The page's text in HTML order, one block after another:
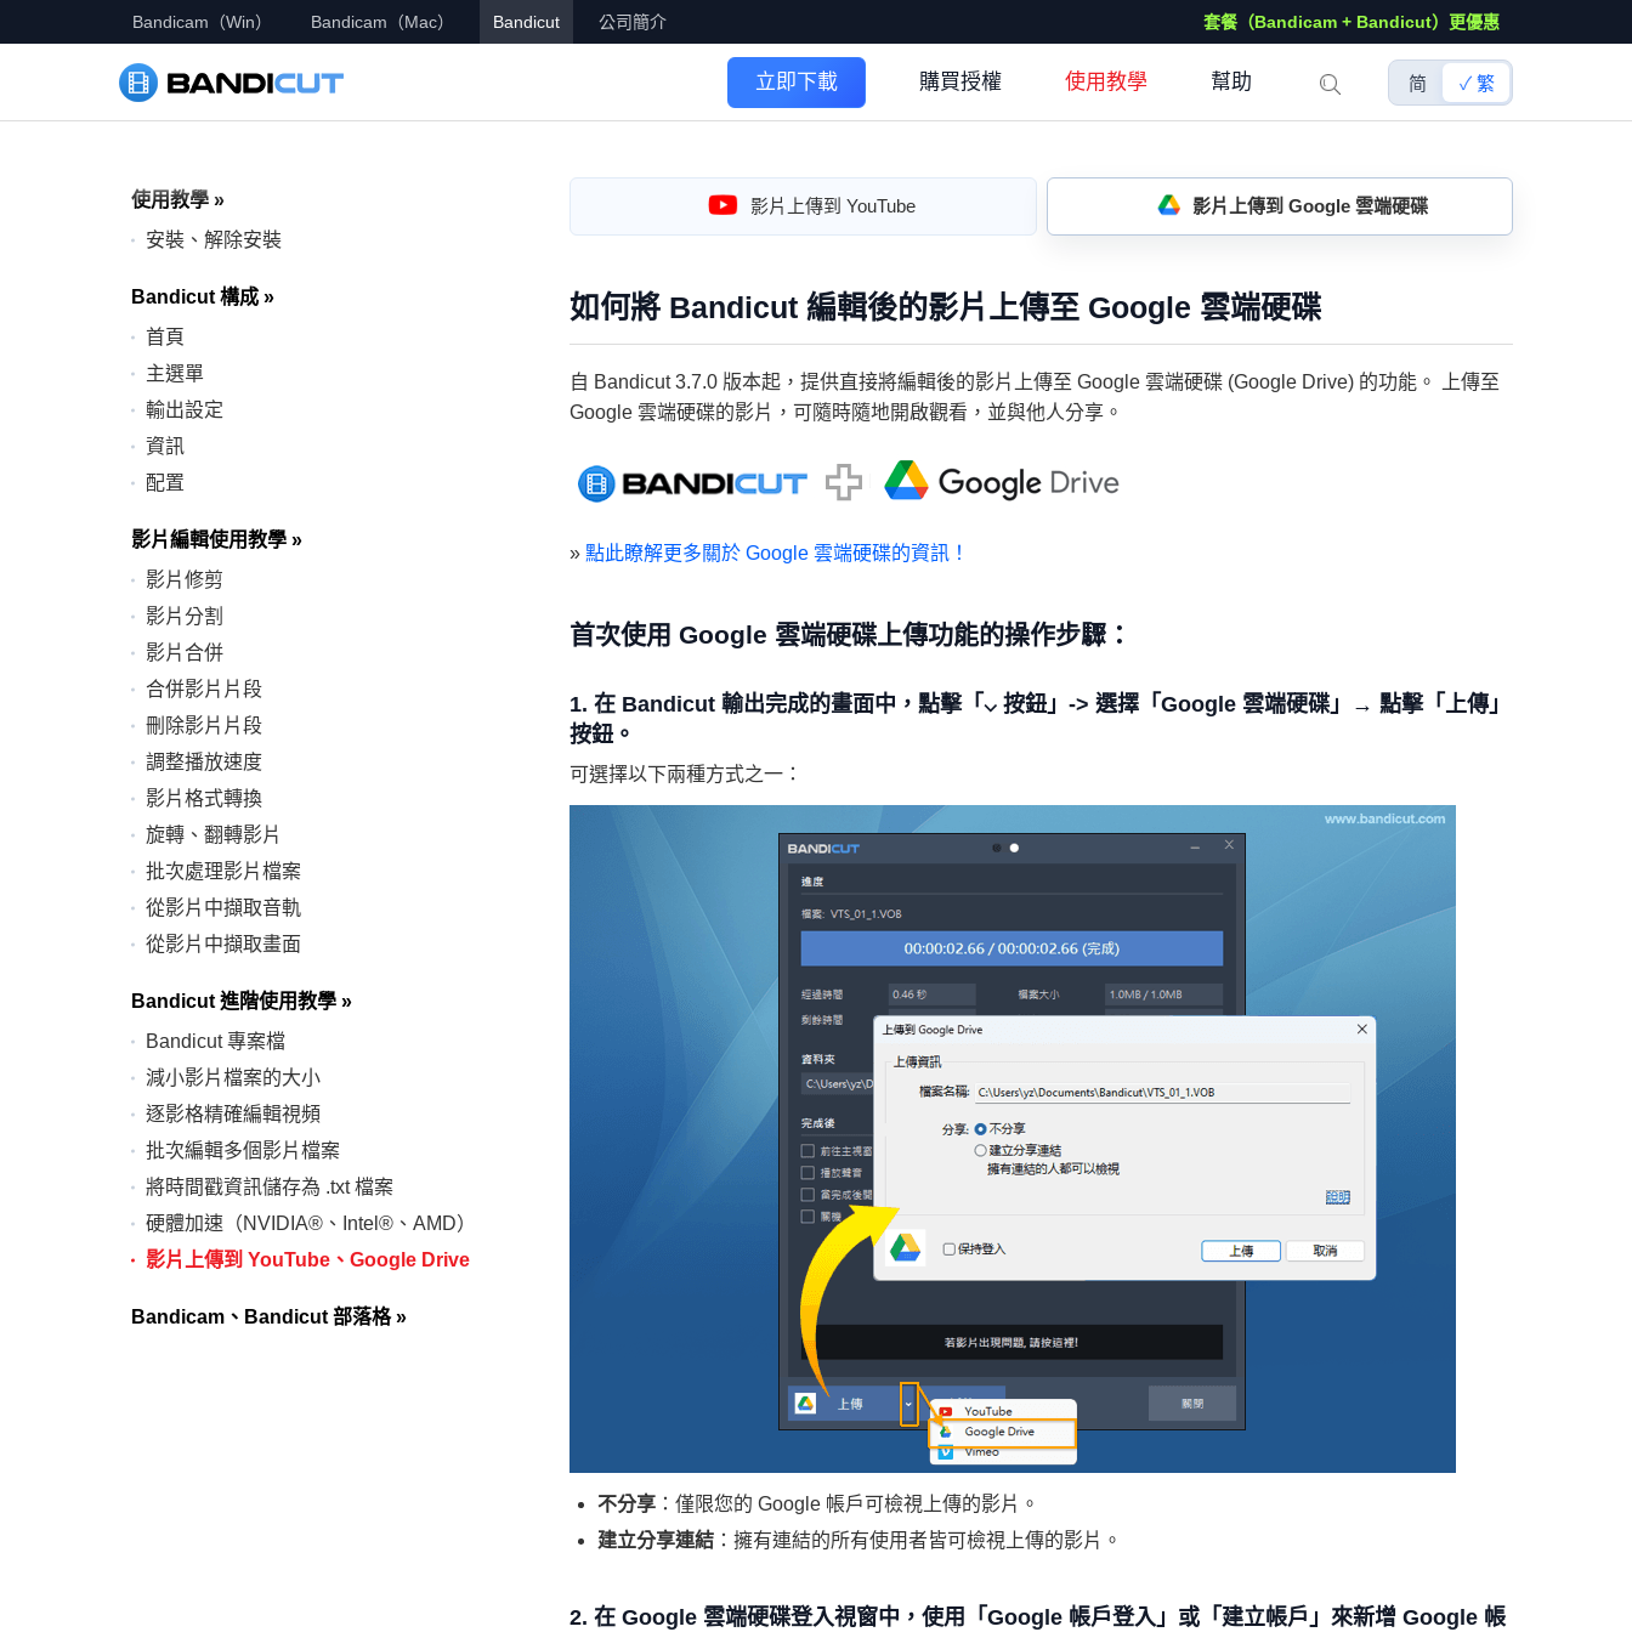
Bandicam（Win） Bandicam（Mac） Bandicut 公司簡介 套餐（Bandicam + Bandicut）更優惠
立即下載 購買授權 使用教學 幫助 简 繁
使用教學 »
安裝、解除安裝
Bandicut 構成 »
首頁
主選單
輸出設定
資訊
配置
影片編輯使用教學 »
影片修剪
影片分割
影片合併
合併影片片段
刪除影片片段
調整播放速度
影片格式轉換
旋轉、翻轉影片
批次處理影片檔案
從影片中擷取音軌
從影片中擷取畫面
Bandicut 進階使用教學 »
Bandicut 專案檔
減小影片檔案的大小
逐影格精確編輯視頻
批次編輯多個影片檔案
將時間戳資訊儲存為 .txt 檔案
硬體加速（NVIDIA®、Intel®、AMD）
影片上傳到 YouTube、Google Drive
Bandicam、Bandicut 部落格»
影片上傳到 YouTube 影片上傳到 Google 雲端硬碟
如何將 Bandicut 編輯後的影片上傳至 Google 雲端硬碟
自 Bandicut 3.7.0 版本起，提供直接將編輯後的影片上傳至 Google 雲端硬碟 (Google Drive) 的功能。 上傳至
Google 雲端硬碟的影片，可隨時隨地開啟觀看，並與他人分享。
» 點此瞭解更多關於 Google 雲端硬碟的資訊！
首次使用 Google 雲端硬碟上傳功能的操作步驟：
1. 在 Bandicut 輸出完成的畫面中，點擊「⌵ 按鈕」-> 選擇「Google 雲端硬碟」→ 點擊「上傳」
按鈕。
可選擇以下兩種方式之一：
不分享：僅限您的 Google 帳戶可檢視上傳的影片。
建立分享連結：擁有連結的所有使用者皆可檢視上傳的影片。
2. 在 Google 雲端硬碟登入視窗中，使用「Google 帳戶登入」或「建立帳戶」來新增 Google 帳